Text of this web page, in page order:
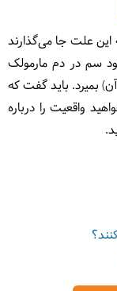
این علت جا می‌گذارند
سم در دم مارمولک
بمیرد. باید گفت که
واقعیت را درباره